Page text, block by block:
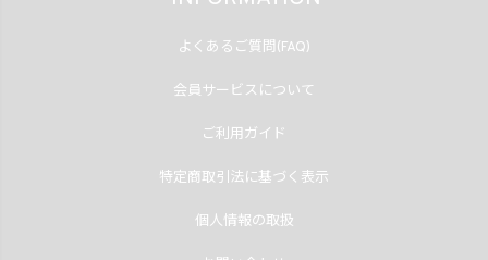
よくあるご質問(FAQ)
会員サービスについて
ご利用ガイド
特定商取引法に基づく表示
個人情報の取扱